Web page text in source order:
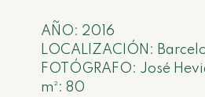
AÑO: 2016
LOCALIZACIÓN:
FOTÓGRAFO: José
m²: 80